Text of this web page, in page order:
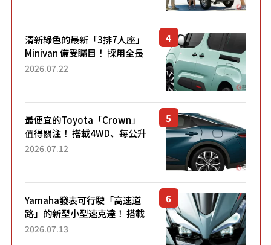
清新綠色的最新「3排7人座」
Minivan 備受矚目！ 採用全長
4.7公尺剛剛好的車身尺寸與
2026.07.22
最便宜的Toyota「Crown」
值得關注！ 搭載4WD、每公升
22.4公里低油耗表現超亮眼！
2026.07.12
Yamaha發表可行駛「高速道
路」的新型小型速克達！ 搭載
能享受超強勁「渦輪感」的動
2026.07.13